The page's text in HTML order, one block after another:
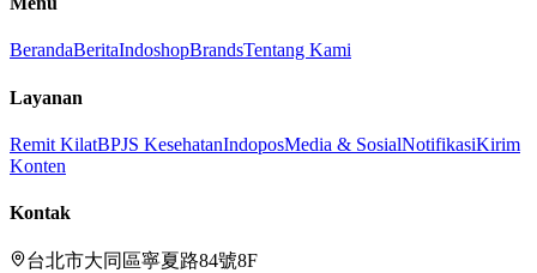
BerandaBeritaIndoshopBrandsTentang Kami
Layanan
Remit KilatBPJS KesehatanIndoposMedia & SosialNotifikasiKirim
Konten
Kontak
台北市大同區寧夏路84號8F